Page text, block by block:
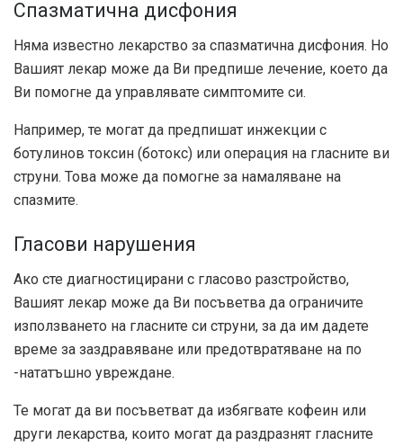
Спазматична дисфония
Няма известно лекарство за спазматична дисфония. Но
Вашият лекар може да Ви предпише лечение, което да
Ви помогне да управлявате симптомите си.
Например, те могат да предпишат инжекции с
ботулинов токсин (ботокс) или операция на гласните ви
струни. Това може да помогне за намаляване на
спазмите.
Гласови нарушения
Ако сте диагностицирани с гласово разстройство,
Вашият лекар може да Ви посъветва да ограничите
използването на гласните си струни, за да им дадете
време за заздравяване или предотвратяване на по
-нататъшно увреждане.
Те могат да ви посъветват да избягвате кофеин или
други лекарства, които могат да раздразнят гласните